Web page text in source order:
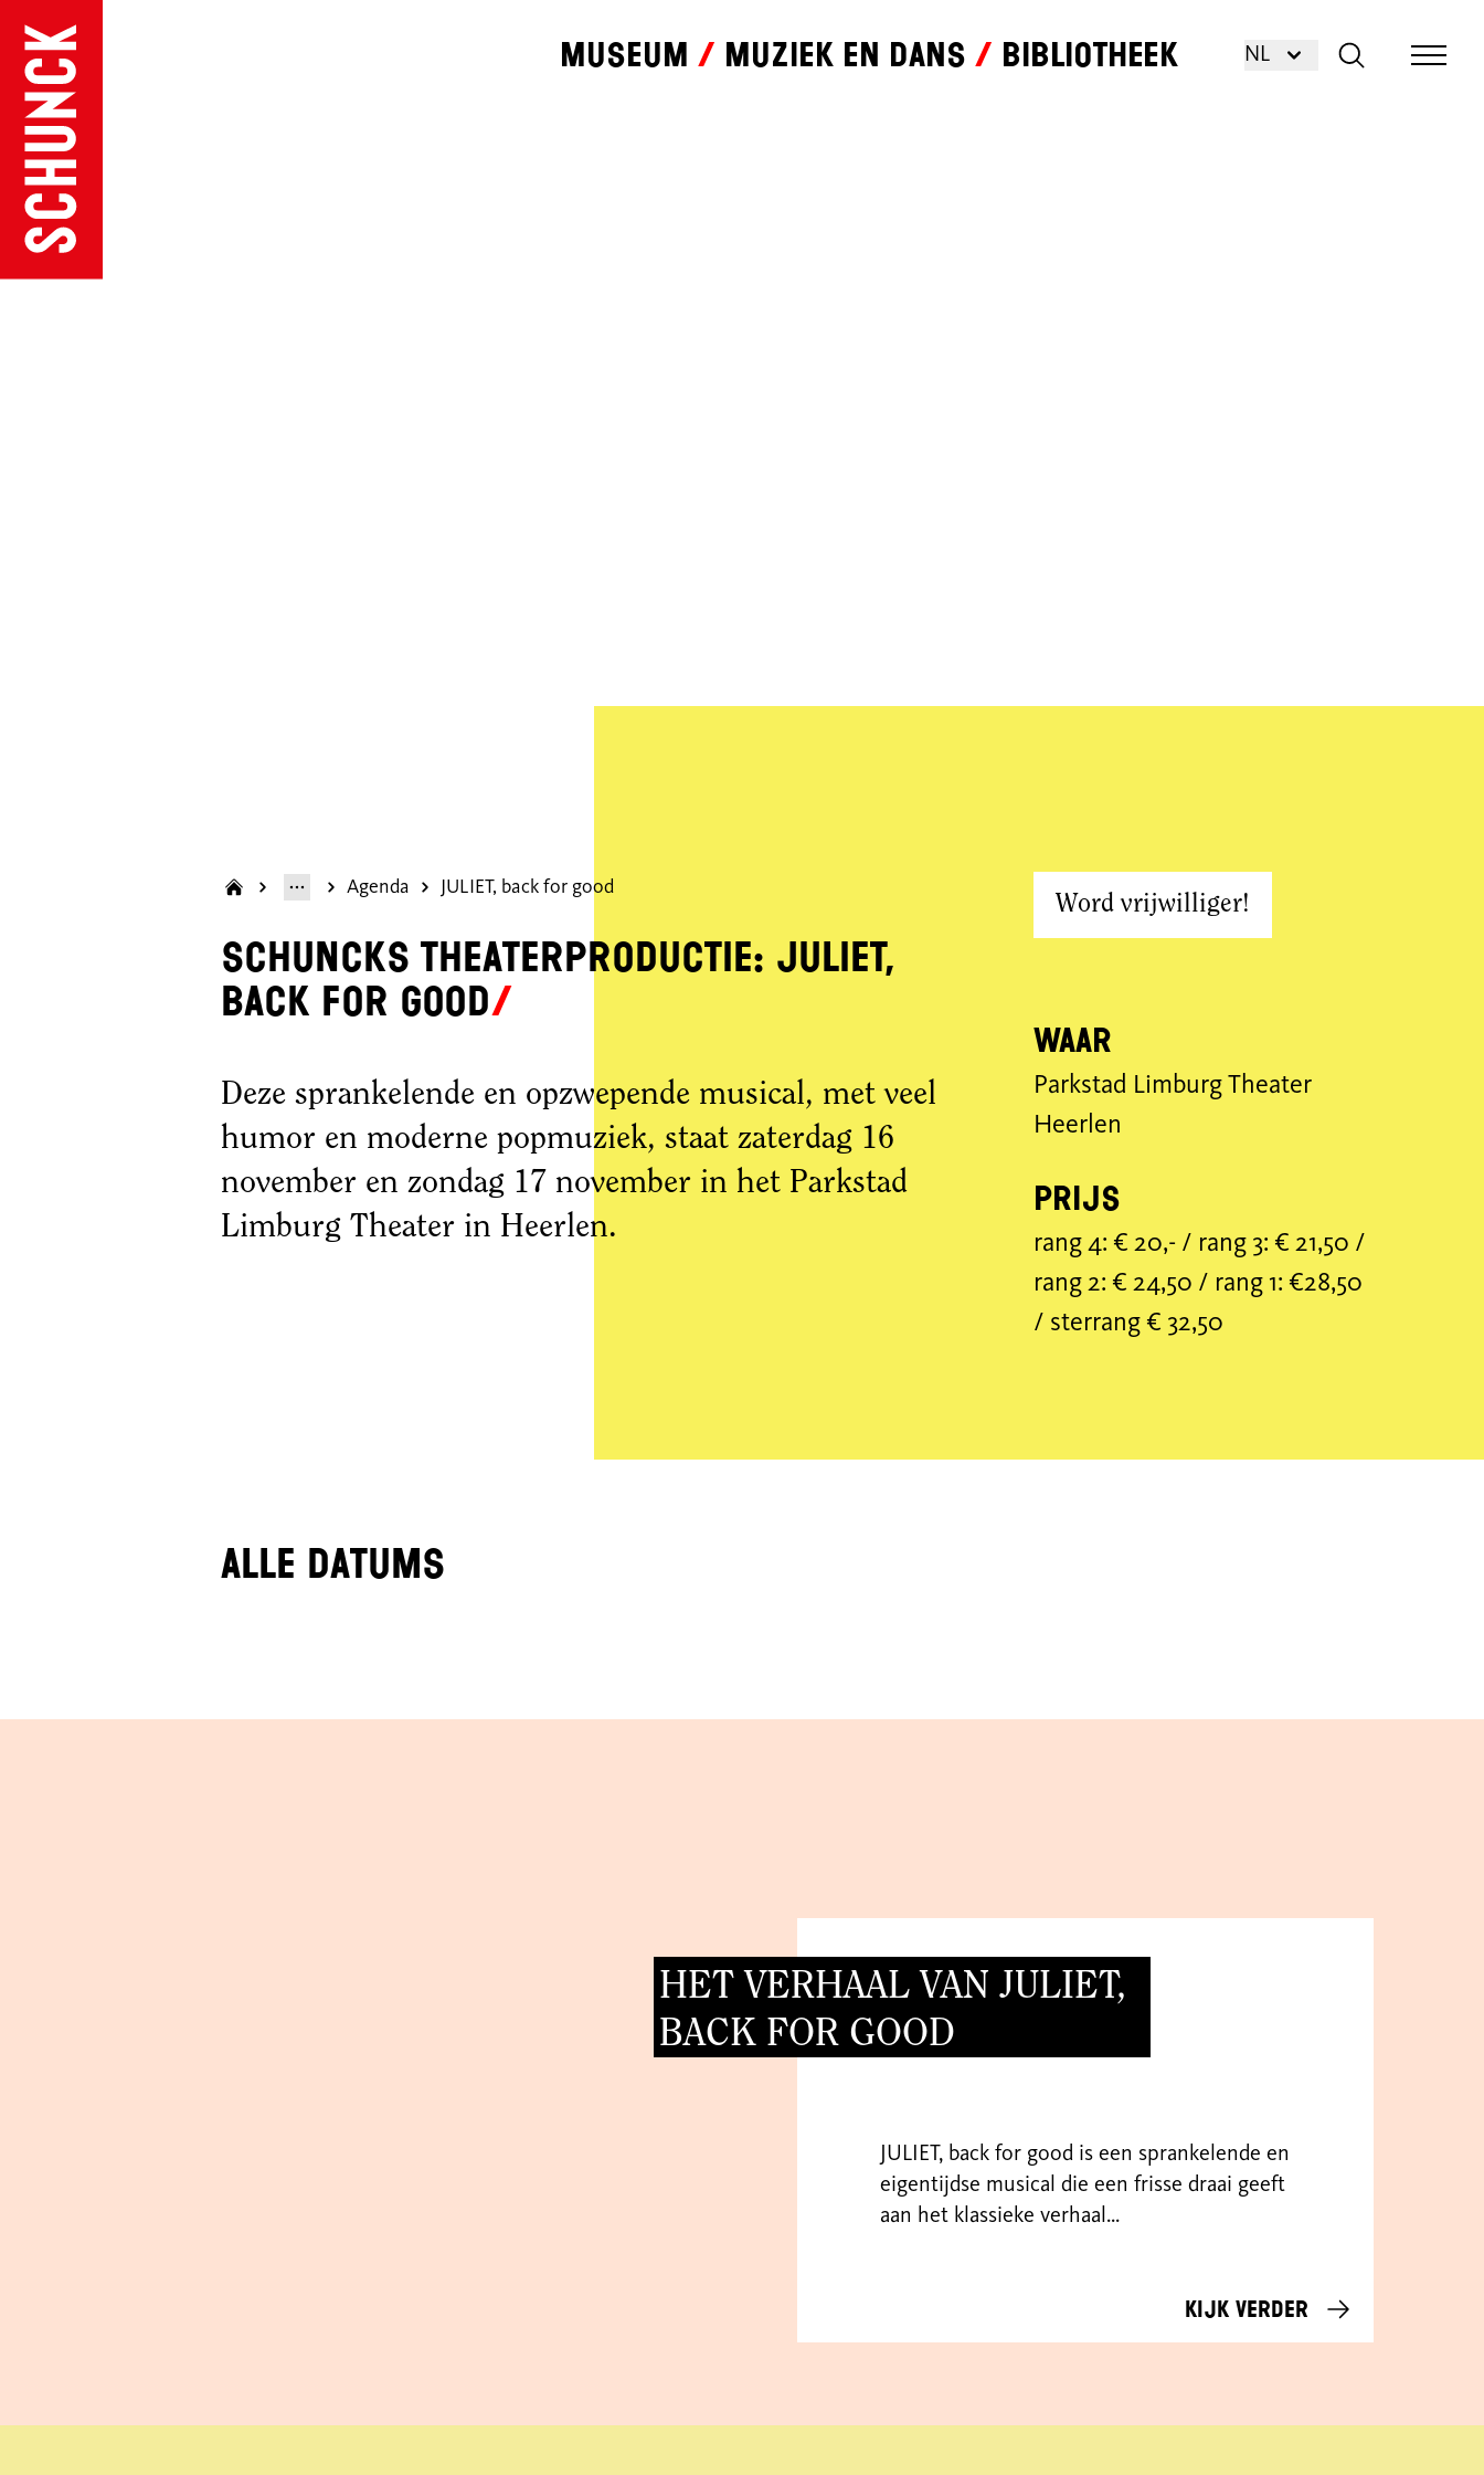
Museum Muziek en dans Bibliotheek NL
je marketing-
cookies hebt
Cookie-
instellingen
Agenda JULIET, back for good
SCHUNCKs theaterproductie: JULIET,
back for good
Deze sprankelende en opzwepende musical, met veel
humor en moderne popmuziek, staat zaterdag 16
november en zondag 17 november in het Parkstad
Limburg Theater in Heerlen.
Word vrijwilliger!
Waar
Parkstad Limburg Theater
Heerlen
Prijs
rang 4: € 20,- / rang 3: € 21,50 /
rang 2: € 24,50 / rang 1: €28,50
/ sterrang € 32,50
Alle datums
HET VERHAAL VAN JULIET,
BACK FOR GOOD
JULIET, back for good is een sprankelende en
eigentijdse musical die een frisse draai geeft
aan het klassieke verhaal...
Kijk verder